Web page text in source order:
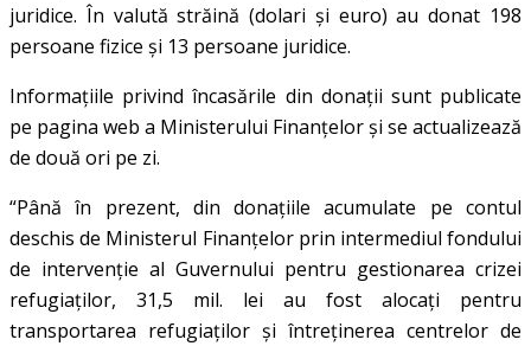
juridice. În valută străină (dolari și euro) au donat 198
persoane fizice și 13 persoane juridice.
Informațiile privind încasările din donații sunt publicate
pe pagina web a Ministerului Finanțelor și se actualizează
de două ori pe zi.
“Până în prezent, din donațiile acumulate pe contul
deschis de Ministerul Finanțelor prin intermediul fondului
de intervenție al Guvernului pentru gestionarea crizei
refugiaților, 31,5 mil. lei au fost alocați pentru
transportarea refugiaților și întreținerea centrelor de